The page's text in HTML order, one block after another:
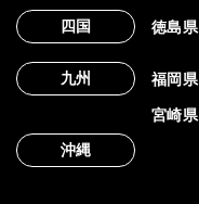
四国 徳島県
九州 福岡県
宮崎県
沖縄